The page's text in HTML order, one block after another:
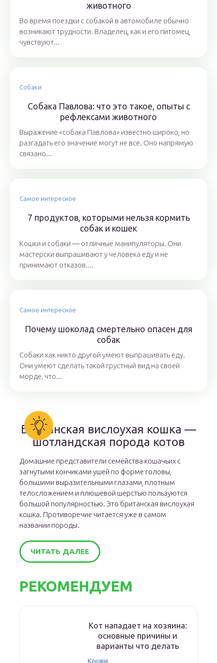
животного
Во время поездки с собакой в автомобиле обычно
возникают трудности. Владелец, как и его питомец,
чувствуют...
Собаки
Собака Павлова: что это такое, опыты с
рефлексами животного
Выражение «собака Павлова» известно широко, но
разгадать его значение могут не все. Оно напрямую
связано...
Самое интересное
7 продуктов, которыми нельзя кормить
собак и кошек
Кошки и собаки ― отличные манипуляторы. Они
мастерски выпрашивают у человека еду и не
принимают отказов....
Самое интересное
Почему шоколад смертельно опасен для
собак
Собаки как никто другой умеют выпрашивать еду.
Они умеют сделать такой грустный вид на своей
морде, что...
Британская вислоухая кошка —
шотландская порода котов
Домашние представители семейства кошачьих с
загнутыми кончиками ушей по форме головы,
большими выразительными глазами, плотным
телосложением и плюшевой шерстью пользуются
большой популярностью. Это британская вислоухая
кошка. Противоречие читается уже в самом
названии породы.
ЧИТАТЬ ДАЛЕЕ
РЕКОМЕНДУЕМ
Кот нападает на хозяина:
основные причины и
варианты что делать
Кошки